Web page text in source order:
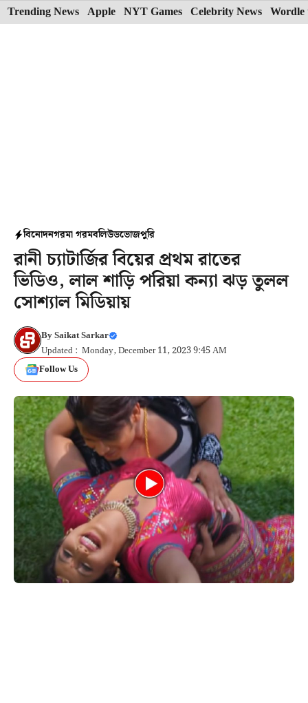
Skip
to
Trending News Apple NYT Games Celebrity News Wordle
বিনোদনগরমা গরমবলিউডভোজপুরি
রানী চ্যাটার্জির বিয়ের প্রথম রাতের
ভিডিও, লাল শাড়ি পরিয়া কন্যা ঝড় তুলল
সোশ্যাল মিডিয়ায়
BySaikat Sarkar
Updated : Monday, December 11, 2023 9:45 AM
Follow Us